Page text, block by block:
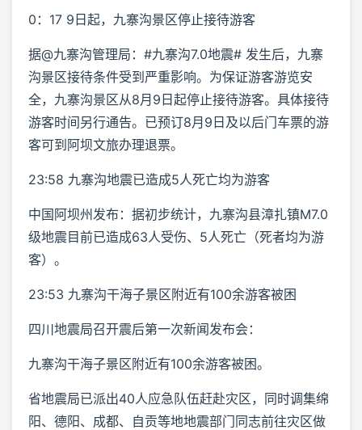
0：17 9日起，九寨沟景区停止接待游客
据@九寨沟管理局：#九寨沟7.0地震# 发生后，九寨
沟景区接待条件受到严重影响。为保证游客游览安
全，九寨沟景区从8月9日起停止接待游客。具体接待
游客时间另行通告。已预订8月9日及以后门车票的游
客可到阿坝文旅办理退票。
23:58 九寨沟地震已造成5人死亡均为游客
中国阿坝州发布：据初步统计，九寨沟县漳扎镇M7.0
级地震目前已造成63人受伤、5人死亡（死者均为游
客）。
23:53 九寨沟干海子景区附近有100余游客被困
四川地震局召开震后第一次新闻发布会：
九寨沟干海子景区附近有100余游客被困。
省地震局已派出40人应急队伍赶赴灾区，同时调集绵
阳、德阳、成都、自贡等地地震部门同志前往灾区做